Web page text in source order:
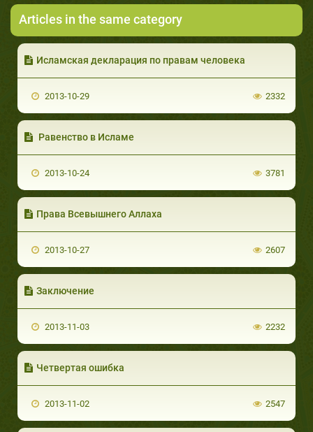
Articles in the same category
Исламская декларация по правам человека
2013-10-29 2332
Равенство в Исламе
2013-10-24 3781
Права Всевышнего Аллаха
2013-10-27 2607
Заключение
2013-11-03 2232
Четвертая ошибка
2013-11-02 2547